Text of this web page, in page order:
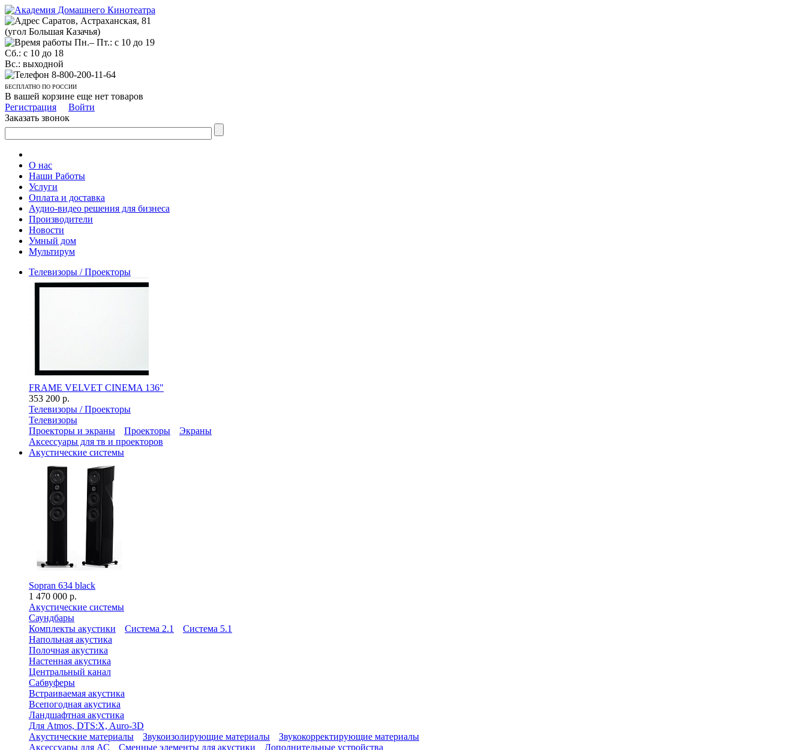
Саратов, Астраханская, 81
(угол Большая Казачья)
Пн.– Пт.: с 10 до 19
Сб.: с 10 до 18
Вс.: выходной
8-800-200-11-64
БЕСПЛАТНО ПО РОССИИ
В вашей корзине еще нет товаров
Регистрация
Войти
Заказать звонок
О нас
Наши Работы
Услуги
Оплата и доставка
Аудио-видео решения для бизнеса
Производители
Новости
Умный дом
Мультирум
Телевизоры / Проекторы
FRAME VELVET CINEMA 136"
353 200 р.
Телевизоры / Проекторы
Телевизоры
Проекторы и экраны
Проекторы
Экраны
Аксессуары для тв и проекторов
Акустические системы
Sopran 634 black
1 470 000 р.
Акустические системы
Саундбары
Комплекты акустики
Система 2.1
Система 5.1
Напольная акустика
Полочная акустика
Настенная акустика
Центральный канал
Сабвуферы
Встраиваемая акустика
Всепогодная акустика
Ландшафтная акустика
Для Atmos, DTS:X, Auro-3D
Акустические материалы
Звукоизолирующие материалы
Звукокорректирующие материалы
Аксессуары для АС
Сменные элементы для акустики
Дополнительные устройства